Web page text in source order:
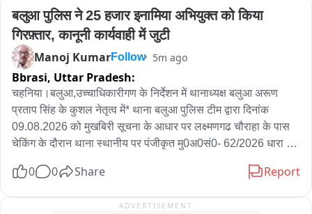
है। सुरक्षा के लिए लिहाज से तमाम अधिकारी लगातार भ्रमणशील है और
निगाह बनाए हुए हैं।
बलुआ पुलिस ने 25 हजार इनामिया अभियुक्त को किया
गिरफ़्तार, कानूनी कार्यवाही में जुटी
Manoj KumarFollow 5m ago
Bbrasi, Uttar Pradesh:
चहनिया।बलुआ,उच्चाधिकारीगण के निर्देशन में थानाध्यक्ष बलुआ अरूण
प्रताप सिंह के कुशल नेतृत्व में* थाना बलुआ पुलिस टीम द्वारा दिनांक
09.08.2026 को मुखबिरी सूचना के आधार पर लक्ष्मणगढ चौराहा के पास
चेकिंग के दौरान थाना स्थानीय पर पंजीकृत मु0अ0सं0- 62/2026 धारा
25000/- रूपये के इनामियां अभियुक्त राहुल यादव पुत्र श्याम बिहारी यादव
विधिक कार्यवाही प्रचलित है।
0 0 Share Report
ADVERTISEMENT